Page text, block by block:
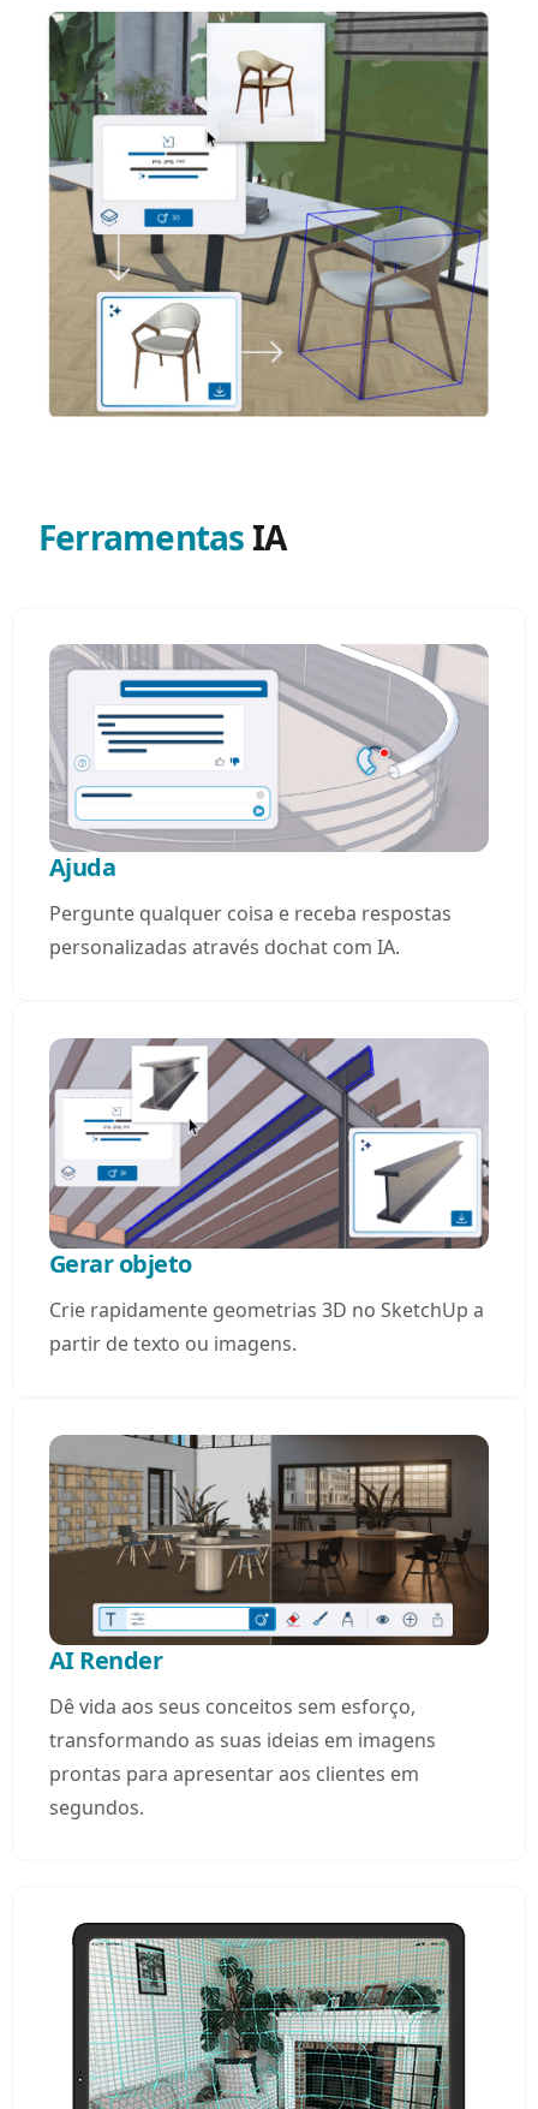
FerramentasIA
Ajuda
​Pergunte qualquer coisa e receba respostas
personalizadas através do ​chat com IA.
Gerar objeto
Crie rapidamente geometrias 3D no SketchUp a
partir de texto ou imagens.
AI Render
Dê vida aos seus conceitos sem esforço,
transformando as suas ideias em imagens
prontas para apresentar aos clientes em
segundos.